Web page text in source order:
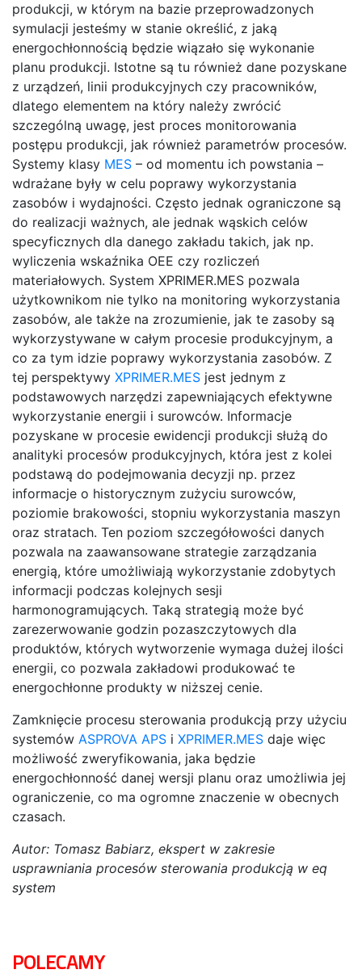
produkcji, w którym na bazie przeprowadzonych
symulacji jesteśmy w stanie określić, z jaką
energochłonnością będzie wiązało się wykonanie
planu produkcji. Istotne są tu również dane pozyskane
z urządzeń, linii produkcyjnych czy pracowników,
dlatego elementem na który należy zwrócić
szczególną uwagę, jest proces monitorowania
postępu produkcji, jak również parametrów procesów.
Systemy klasy MES – od momentu ich powstania –
wdrażane były w celu poprawy wykorzystania
zasobów i wydajności. Często jednak ograniczone są
do realizacji ważnych, ale jednak wąskich celów
specyficznych dla danego zakładu takich, jak np.
wyliczenia wskaźnika OEE czy rozliczeń
materiałowych. System XPRIMER.MES pozwala
użytkownikom nie tylko na monitoring wykorzystania
zasobów, ale także na zrozumienie, jak te zasoby są
wykorzystywane w całym procesie produkcyjnym, a
co za tym idzie poprawy wykorzystania zasobów. Z
tej perspektywy XPRIMER.MES jest jednym z
podstawowych narzędzi zapewniających efektywne
wykorzystanie energii i surowców. Informacje
pozyskane w procesie ewidencji produkcji służą do
analityki procesów produkcyjnych, która jest z kolei
podstawą do podejmowania decyzji np. przez
informacje o historycznym zużyciu surowców,
poziomie brakowości, stopniu wykorzystania maszyn
oraz stratach. Ten poziom szczegółowości danych
pozwala na zaawansowane strategie zarządzania
energią, które umożliwiają wykorzystanie zdobytych
informacji podczas kolejnych sesji
harmonogramujących. Taką strategią może być
zarezerwowanie godzin pozaszczytowych dla
produktów, których wytworzenie wymaga dużej ilości
energii, co pozwala zakładowi produkować te
energochłonne produkty w niższej cenie.
Zamknięcie procesu sterowania produkcją przy użyciu
systemów ASPROVA APS i XPRIMER.MES daje więc
możliwość zweryfikowania, jaka będzie
energochłonność danej wersji planu oraz umożliwia jej
ograniczenie, co ma ogromne znaczenie w obecnych
czasach.
Autor: Tomasz Babiarz, ekspert w zakresie
usprawniania procesów sterowania produkcją w eq
system
POLECAMY